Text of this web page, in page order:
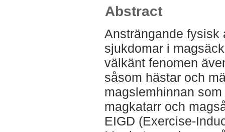
Abstract
Ansträngande fysisk
sjukdomar i
välkänt fenomen
såsom hästar och
magslemhinnan
magkatarr och
EIGD (Exercise-